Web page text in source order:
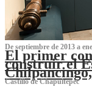
De septiembre de 2013 a
El primer
construir el
Castillo de Chapultepec